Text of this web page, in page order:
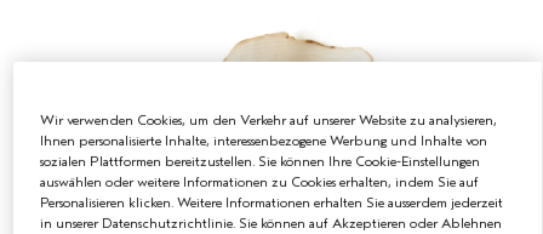
EMPFINDLICHE KOPFHAUT
Wir verwenden Cookies, um den Verkehr auf unserer Website zu analysieren,
Ihnen personalisierte Inhalte, interessenbezogene Werbung und Inhalte von
sozialen Plattformen bereitzustellen. Sie können Ihre Cookie-Einstellungen
auswählen oder weitere Informationen zu Cookies erhalten, indem Sie auf
Personalisieren klicken. Weitere Informationen erhalten Sie ausserdem jederzeit
in unserer Datenschutzrichtlinie. Sie können auf Akzeptieren oder Ablehnen